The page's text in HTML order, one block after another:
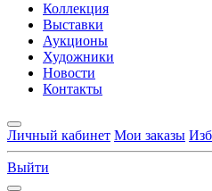
Коллекция
Выставки
Аукционы
Художники
Новости
Контакты
Личный кабинет Мои заказы
Выйти